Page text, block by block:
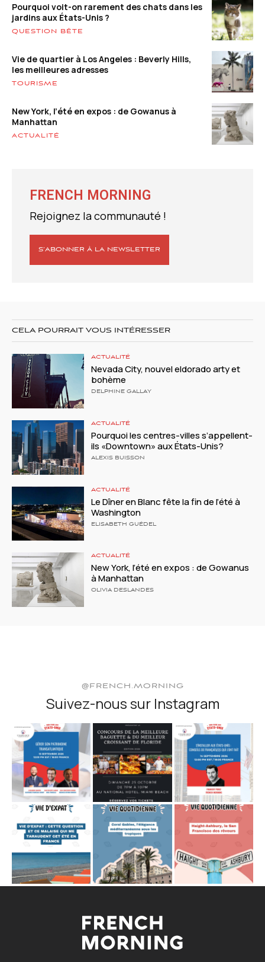
Pourquoi voit-on rarement des chats dans les
jardins aux États-Unis ?
QUESTION BÊTE
Vie de quartier à Los Angeles : Beverly Hills,
les meilleures adresses
TOURISME
New York, l’été en expos : de Gowanus à
Manhattan
ACTUALITÉ
FRENCH MORNING
Rejoignez la communauté !
S’ABONNER À LA NEWSLETTER
CELA POURRAIT VOUS INTÉRESSER
ACTUALITÉ
Nevada City, nouvel eldorado arty et
bohème
DELPHINE GALLAY
ACTUALITÉ
Pourquoi les centres-villes s’appellent-
ils «Downtown» aux États-Unis?
ALEXIS BUISSON
ACTUALITÉ
Le Dîner en Blanc fête la fin de l’été à
Washington
ELISABETH GUÉDEL
ACTUALITÉ
New York, l’été en expos : de Gowanus
à Manhattan
OLIVIA DESLANDES
@FRENCH.MORNING
Suivez-nous sur Instagram